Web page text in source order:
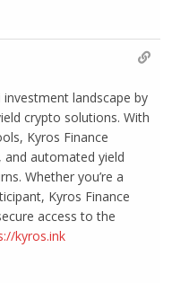
landscape by
crypto solutions. With
Kyros Finance
and automated yield
Whether you’re a
Kyros Finance
access to the
kyros.ink